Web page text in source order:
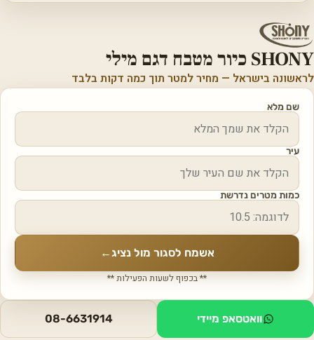
SHONY כיור מטבח דגם מילי
לראשונה בישראל — מחיר למטר תוך כמה דקות בלבד
שם מלא
עיר
כמות מטרים נדרשת
אשמח לסגור מול נציג←
** בכפוף לשעות הפעילות **
וואטסאפ מיידי 08-6631914